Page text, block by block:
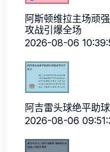
阿斯顿维拉主场顽
攻战引爆全场
2026-08-06
阿吉雷头球绝平助
2026-08-06